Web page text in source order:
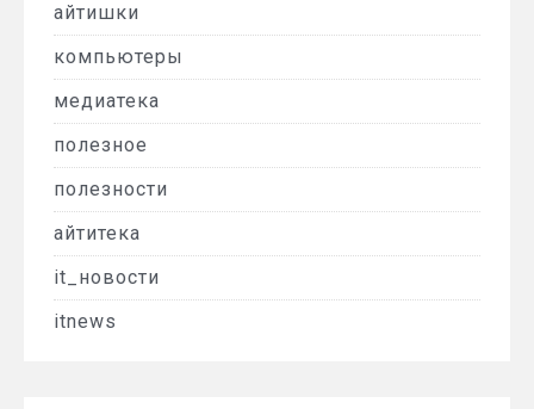
айтишки
компьютеры
медиатека
полезное
полезности
айтитека
it_новости
itnews